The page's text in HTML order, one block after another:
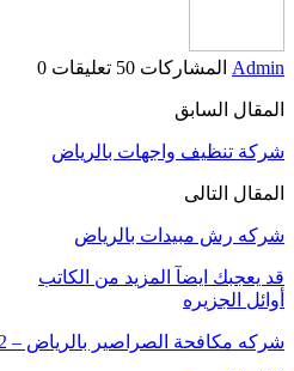
Admin المشاركات 50 تعليقات 0
المقال السابق
شركة تنظيف واجهات بالرياض
المقال التالى
شركه رش مبيدات بالرياض
قد يعجبك ايضآ المزيد من الكاتب
أوائل الجزيره
شركه مكافحة الصراصير بالرياض – 0550192972